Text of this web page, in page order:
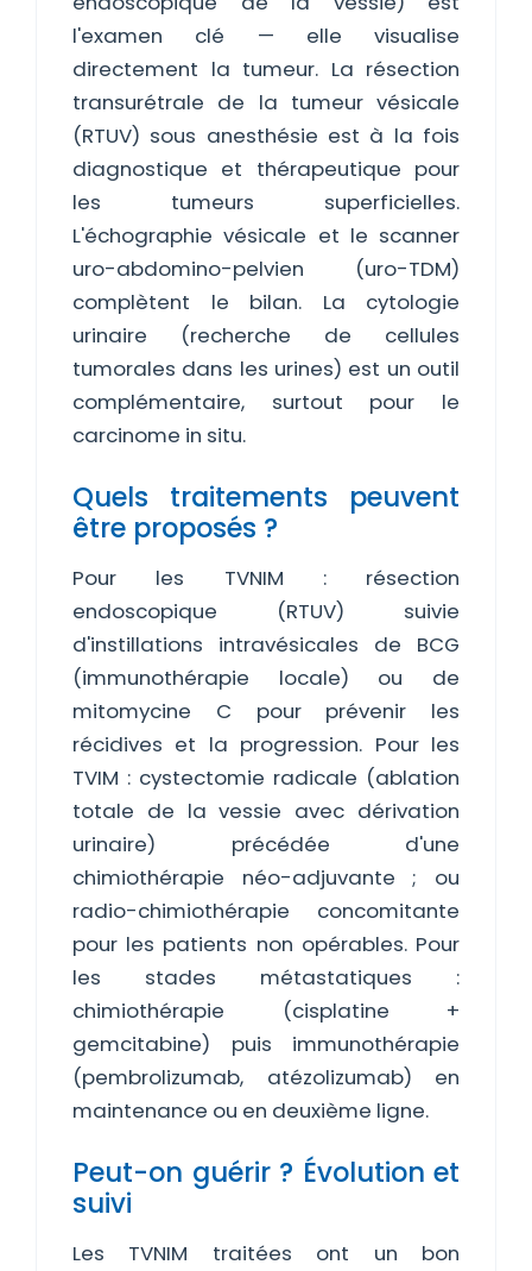
l'examen clé — elle visualise
directement la tumeur. La résection
transurétrale de la tumeur vésicale
(RTUV) sous anesthésie est à la fois
diagnostique et thérapeutique pour
les tumeurs superficielles.
L'échographie vésicale et le scanner
uro-abdomino-pelvien (uro-TDM)
complètent le bilan. La cytologie
urinaire (recherche de cellules
tumorales dans les urines) est un outil
complémentaire, surtout pour le
carcinome in situ.
Quels traitements peuvent
être proposés ?
Pour les TVNIM : résection
endoscopique (RTUV) suivie
d'instillations intravésicales de BCG
(immunothérapie locale) ou de
mitomycine C pour prévenir les
récidives et la progression. Pour les
TVIM : cystectomie radicale (ablation
totale de la vessie avec dérivation
urinaire) précédée d'une
chimiothérapie néo-adjuvante ; ou
radio-chimiothérapie concomitante
pour les patients non opérables. Pour
les stades métastatiques :
chimiothérapie (cisplatine +
gemcitabine) puis immunothérapie
(pembrolizumab, atézolizumab) en
maintenance ou en deuxième ligne.
Peut-on guérir ? Évolution et
suivi
Les TVNIM traitées ont un bon